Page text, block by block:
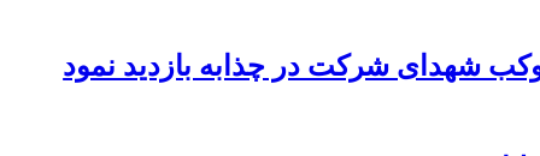
شهدای شرکت در چذابه بازدید نمود